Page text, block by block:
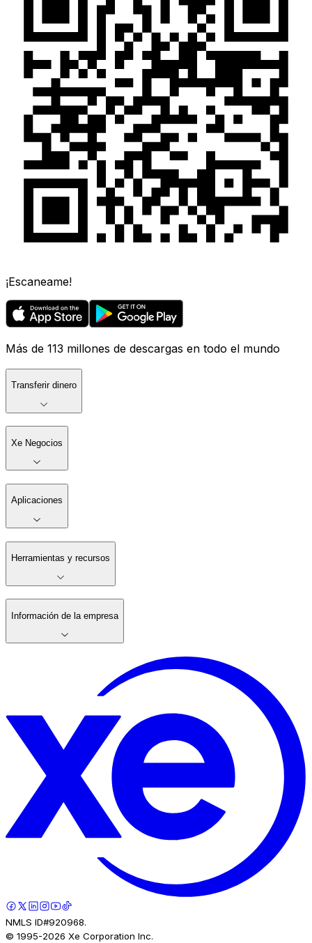
¡Escaneame!
Más de 113 millones de descargas en todo el mundo
Transferir dinero
Xe Negocios
Aplicaciones
Herramientas y recursos
Información de la empresa
NMLS ID#920968.
© 1995-2026 Xe Corporation Inc.